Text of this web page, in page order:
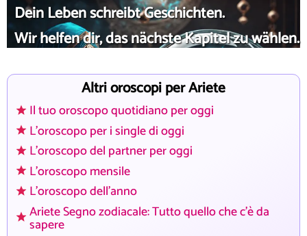
Dein Leben schreibt Geschichten.
Wir helfen dir, das nächste Kapitel zu wählen.
Altri oroscopi per Ariete
Il tuo oroscopo quotidiano per oggi
L'oroscopo per i single di oggi
L'oroscopo del partner per oggi
L'oroscopo mensile
L'oroscopo dell'anno
Ariete Segno zodiacale: Tutto quello che c'è da
sapere